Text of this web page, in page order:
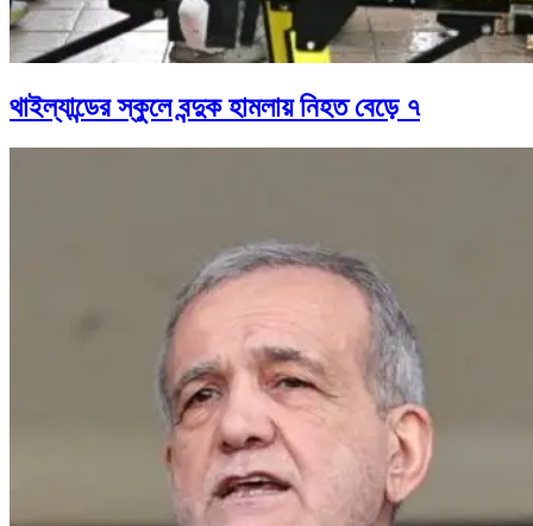
থাইল্যান্ডের স্কুলে বন্দুক হামলায় নিহত বেড়ে ৭